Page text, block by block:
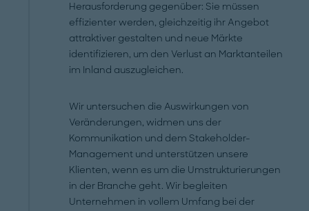
Herausforderung gegenüber: Sie müssen
effizienter werden, gleichzeitig ihr Angebot
attraktiver gestalten und neue Märkte
identifizieren, um den Verlust an Marktanteilen
im Inland auszugleichen.
Wir untersuchen die Auswirkungen von
Veränderungen, widmen uns der
Kommunikation und dem Stakeholder-
Management und unterstützen unsere
Klienten, wenn es um die Umstrukturierungen
in der Branche geht. Wir begleiten
Unternehmen in vollem Umfang bei der